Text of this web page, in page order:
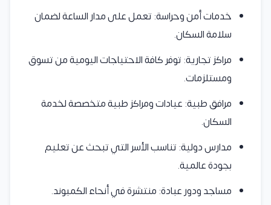
خدمات أمن وحراسة: تعمل على مدار الساعة لضمان
سلامة السكان.
مراكز تجارية: توفر كافة الاحتياجات اليومية من تسوق
ومستلزمات.
مرافق طبية: عيادات ومراكز طبية متخصصة لخدمة
السكان.
مدارس دولية: تناسب الأسر التي تبحث عن تعليم
بجودة عالمية.
مساجد ودور عبادة: منتشرة في أنحاء الكمبوند.